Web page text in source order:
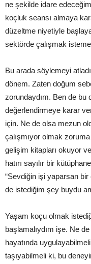
ne şekilde idare
koçluk seansı almaya
düzeltme niyetiyle
sektörde çalışmak
Bu arada söylemeyi
dönem. Zaten doğum
zorundaydım. Ben de bu
değerlendirmeye karar
için. Ne de olsa mezun
çalışmıyor olmak
gelişim kitapları okuyor
hatırı sayılır bir
“Sevdiğin işi yaparsan bir
de istediğim şey buydu
Yaşam koçu olmak
başlamalıydım işe. Ne
hayatında
taşıyabilmeli ki, bu